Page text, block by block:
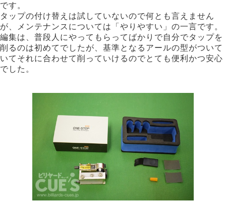
です。
タップの付け替えは試していないので何とも言えません
が、メンテナンスについては「やりやすい」の一言です。
編集は、普段人にやってもらってばかりで自分でタップを
削るのは初めてでしたが、基準となるアールの型がついて
いてそれに合わせて削っていけるのでとても便利かつ安心
でした。